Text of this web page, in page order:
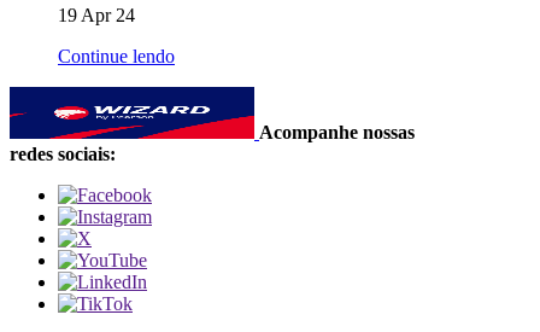
19 Apr 24
Continue lendo
Acompanhe nossas
redes sociais: